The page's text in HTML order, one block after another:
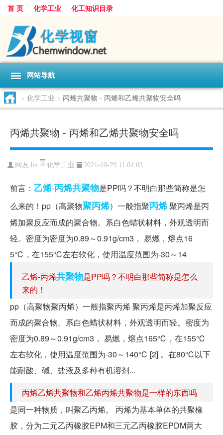
首 页 化学工业 化工知识目录
网站导航
> 化学工业 > 丙烯共聚物 - 丙烯和乙烯共聚物安全吗
丙烯共聚物 - 丙烯和乙烯共聚物安全吗
网友:bx 化学工业 2021-10-29 11:04:03
前言： 乙烯-丙烯共聚物是PP吗？不明白那些简称是怎
么来的！pp（高聚物聚丙烯）一般指聚丙烯聚丙烯是丙
烯加聚反应而成的聚合物。系白色蜡状材料，外观透明而
轻。密度为密度为0.89～0.91g/cm3， 易燃，熔点16
5℃，在155℃左右软化，使用温度范围为-30～14
乙烯-丙烯共聚物是PP吗？不明白那些简称是怎么
来的！
pp（高聚物聚丙烯）一般指聚丙烯 聚丙烯是丙烯加聚反应
而成的聚合物。系白色蜡状材料，外观透明而轻。密度为
密度为0.89～0.91g/cm3， 易燃，熔点165℃，在155℃
左右软化，使用温度范围为-30～140℃ [2] 。在80℃以下
能耐酸、碱、盐液及多种有机溶剂...
丙烯乙烯共聚物和乙烯丙烯共聚物是一样的东西吗
是同一种物质，叫聚乙丙烯。 丙烯为基本单体的共聚橡
胶，分为二元乙丙橡胶EPM和三元乙丙橡胶EPDM两大